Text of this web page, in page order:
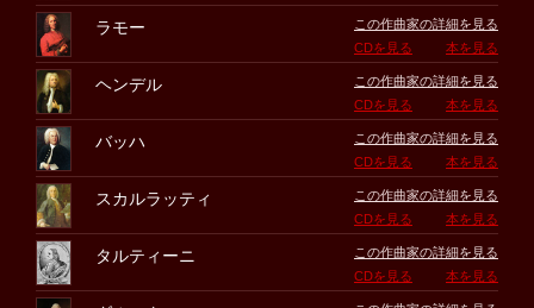
ラモー
この作曲家の詳細を見る
CDを見る
本を見る
ヘンデル
この作曲家の詳細を見る
CDを見る
本を見る
バッハ
この作曲家の詳細を見る
CDを見る
本を見る
スカルラッティ
この作曲家の詳細を見る
CDを見る
本を見る
タルティーニ
この作曲家の詳細を見る
CDを見る
本を見る